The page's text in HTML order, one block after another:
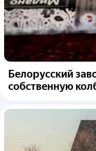
Белорусский
собственную